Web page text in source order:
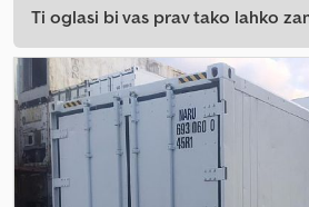
Ti oglasi bi vas prav tako lahko